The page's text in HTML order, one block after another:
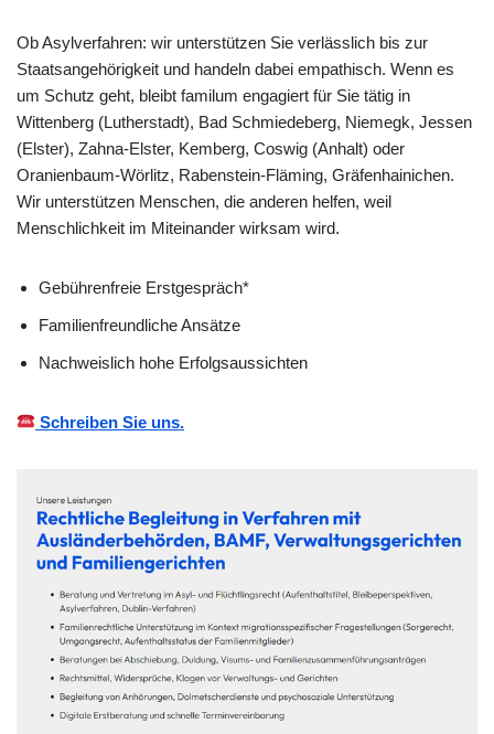
Ob Asylverfahren: wir unterstützen Sie verlässlich bis zur
Staatsangehörigkeit und handeln dabei empathisch. Wenn es
um Schutz geht, bleibt familum engagiert für Sie tätig in
Wittenberg (Lutherstadt), Bad Schmiedeberg, Niemegk, Jessen
(Elster), Zahna-Elster, Kemberg, Coswig (Anhalt) oder
Oranienbaum-Wörlitz, Rabenstein-Fläming, Gräfenhainichen.
Wir unterstützen Menschen, die anderen helfen, weil
Menschlichkeit im Miteinander wirksam wird.
Gebührenfreie Erstgespräch*
Familienfreundliche Ansätze
Nachweislich hohe Erfolgsaussichten
Schreiben Sie uns.